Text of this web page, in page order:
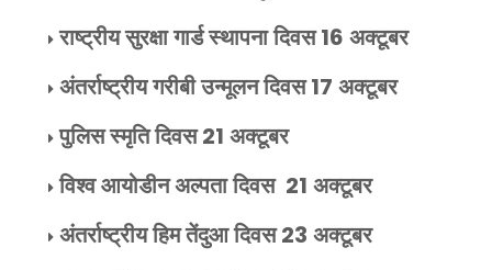
राष्ट्रीय सुरक्षा गार्ड स्थापना दिवस16 अक्टूबर
अंतर्राष्ट्रीय गरीबी उन्मूलन दिवस17 अक्टूबर
पुलिस स्मृति दिवस21 अक्टूबर
विश्व आयोडीन अल्पता दिवस 21 अक्टूबर
अंतर्राष्ट्रीय हिम तेंदुआ दिवस23 अक्टूबर